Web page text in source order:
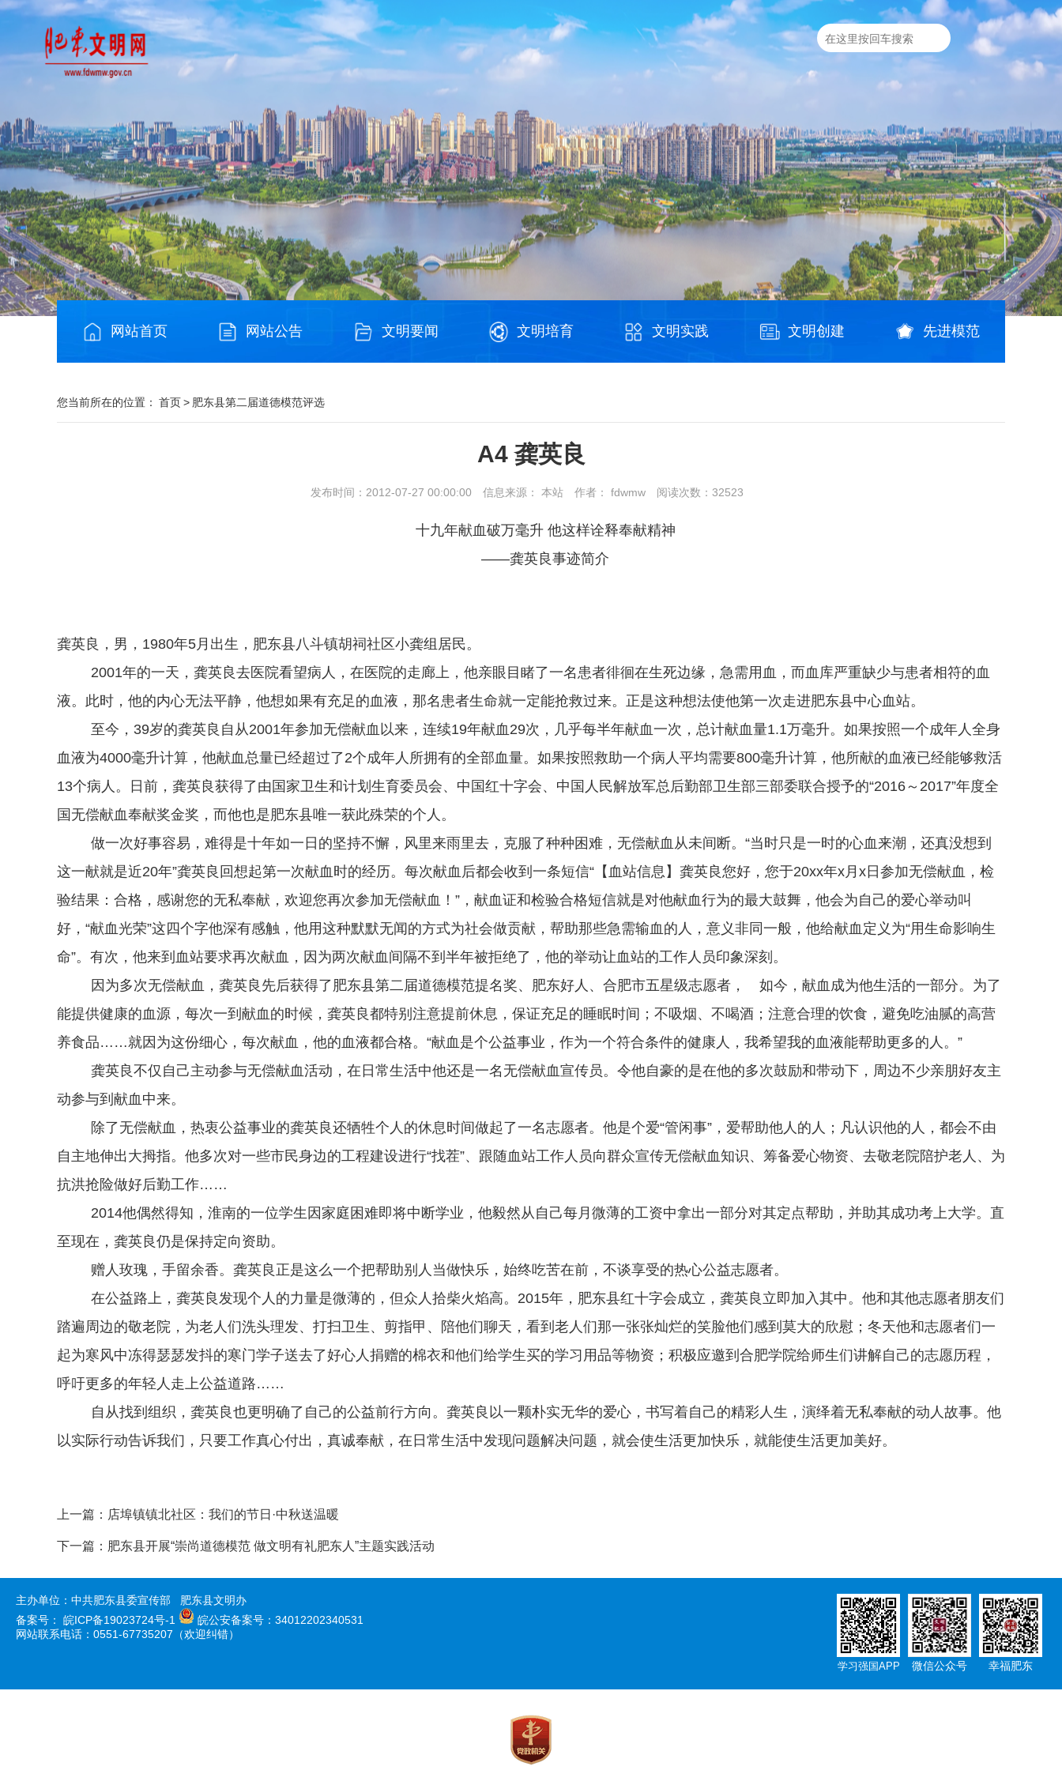
网站首页 网站公告 文明要闻 文明培育 文明实践 文明创建 先进模范
您当前所在的位置： 首页> 肥东县第二届道德模范评选
A4 龚英良
发布时间：2012-07-27 00:00:00 信息来源： 本站 作者： fdwmw 阅读次数： 32523
十九年献血破万毫升 他这样诠释奉献精神
——龚英良事迹简介
龚英良，男， 1980年5月出生，肥东县八斗镇胡祠社区小龚组居民。
2001年的一天，龚英良去医院看望病人，在医院的走廊上，他亲眼目睹了一名患者徘徊在生死边缘，急需用血，而血库严重缺少与患者相符的血
液。此时，他的内心无法平静，他想如果有充足的血液，那名患者生命就一定能抢救过来。正是这种想法使他第一次走进肥东县中心血站。
至今， 39岁的龚英良自从2001年参加无偿献血以来，连续19年献血29次，几乎每半年献血一次，总计献血量1.1万毫升。如果按照一个成年人全身
血液为4000毫升计算，他献血总量已经超过了2个成年人所拥有的全部血量。如果按照救助一个病人平均需要800毫升计算，他所献的血液已经能够救活
13个病人。日前，龚英良获得了由国家卫生和计划生育委员会、中国红十字会、中国人民解放军总后勤部卫生部三部委联合授予的“2016～2017”年度全
国无偿献血奉献奖金奖，而他也是肥东县唯一获此殊荣的个人。
做一次好事容易，难得是十年如一日的坚持不懈，风里来雨里去，克服了种种困难，无偿献血从未间断。 “当时只是一时的心血来潮，还真没想到
这一献就是近20年”龚英良回想起第一次献血时的经历。每次献血后都会收到一条短信“【血站信息】龚英良您好，您于20xx年x月x日参加无偿献血，检
验结果：合格，感谢您的无私奉献，欢迎您再次参加无偿献血！”，献血证和检验合格短信就是对他献血行为的最大鼓舞，他会为自己的爱心举动叫
好，“献血光荣”这四个字他深有感触，他用这种默默无闻的方式为社会做贡献，帮助那些急需输血的人，意义非同一般，他给献血定义为“用生命影响生
命”。有次，他来到血站要求再次献血，因为两次献血间隔不到半年被拒绝了，他的举动让血站的工作人员印象深刻。
因为多次无偿献血，龚英良先后获得了肥东县第二届道德模范提名奖、肥东好人、合肥市五星级志愿者， 如今，献血成为他生活的一部分。为了
能提供健康的血源，每次一到献血的时候，龚英良都特别注意提前休息，保证充足的睡眠时间；不吸烟、不喝酒；注意合理的饮食，避免吃油腻的高营
养食品……就因为这份细心，每次献血，他的血液都合格。“献血是个公益事业，作为一个符合条件的健康人，我希望我的血液能帮助更多的人。”
龚英良不仅自己主动参与无偿献血活动，在日常生活中他还是一名无偿献血宣传员。令他自豪的是在他的多次鼓励和带动下，周边不少亲朋好友主
动参与到献血中来。
除了无偿献血，热衷公益事业的龚英良还牺牲个人的休息时间做起了一名志愿者。他是个爱“管闲事”，爱帮助他人的人；凡认识他的人，都会不由
自主地伸出大拇指。他多次对一些市民身边的工程建设进行“找茬”、跟随血站工作人员向群众宣传无偿献血知识、筹备爱心物资、去敬老院陪护老人、为
抗洪抢险做好后勤工作……
2014他偶然得知，淮南的一位学生因家庭困难即将中断学业，他毅然从自己每月微薄的工资中拿出一部分对其定点帮助，并助其成功考上大学。直
至现在，龚英良仍是保持定向资助。
赠人玫瑰，手留余香。龚英良正是这么一个把帮助别人当做快乐，始终吃苦在前，不谈享受的热心公益志愿者。
在公益路上，龚英良发现个人的力量是微薄的，但众人拾柴火焰高。 2015年，肥东县红十字会成立，龚英良立即加入其中。他和其他志愿者朋友们
踏遍周边的敬老院，为老人们洗头理发、打扫卫生、剪指甲、陪他们聊天，看到老人们那一张张灿烂的笑脸他们感到莫大的欣慰；冬天他和志愿者们一
起为寒风中冻得瑟瑟发抖的寒门学子送去了好心人捐赠的棉衣和他们给学生买的学习用品等物资；积极应邀到合肥学院给师生们讲解自己的志愿历程，
呼吁更多的年轻人走上公益道路……
自从找到组织，龚英良也更明确了自己的公益前行方向。龚英良以一颗朴实无华的爱心，书写着自己的精彩人生，演绎着无私奉献的动人故事。他
以实际行动告诉我们，只要工作真心付出，真诚奉献，在日常生活中发现问题解决问题，就会使生活更加快乐，就能使生活更加美好。
上一篇： 店埠镇镇北社区：我们的节日·中秋送温暖
下一篇： 肥东县开展“崇尚道德模范 做文明有礼肥东人”主题实践活动
主办单位：中共肥东县委宣传部 肥东县文明办
备案号： 皖ICP备19023724号-1
皖公安备案号：34012202340531
网站联系电话：0551-67735207（欢迎纠错）
学习强国APP 微信公众号 幸福肥东